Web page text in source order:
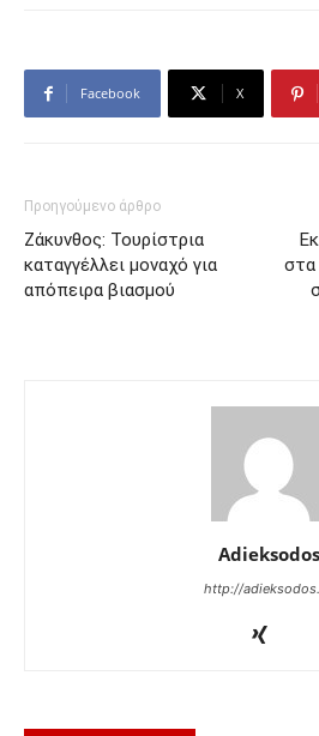
Facebook X
Προηγούμενο άρθρο
Ζάκυνθος: Τουρίστρια
καταγγέλλει μοναχό για
απόπειρα βιασμού
στα
Adieksodos
http://